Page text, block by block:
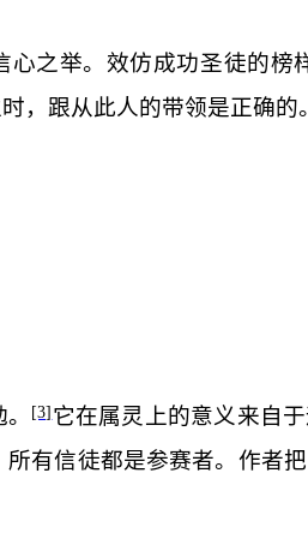
心之举。效仿成功圣徒的
，跟从此人的带领是正确
[3]它在属灵上的意义来自
有信徒都是参赛者。作者